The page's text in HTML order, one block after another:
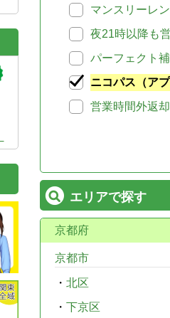
マンスリーレ
夜21時以降も
パーフェクト
ニコパス（アプ
営業時間外返
エリアで探す
京都府
京都市
・ 北区
・ 下京区